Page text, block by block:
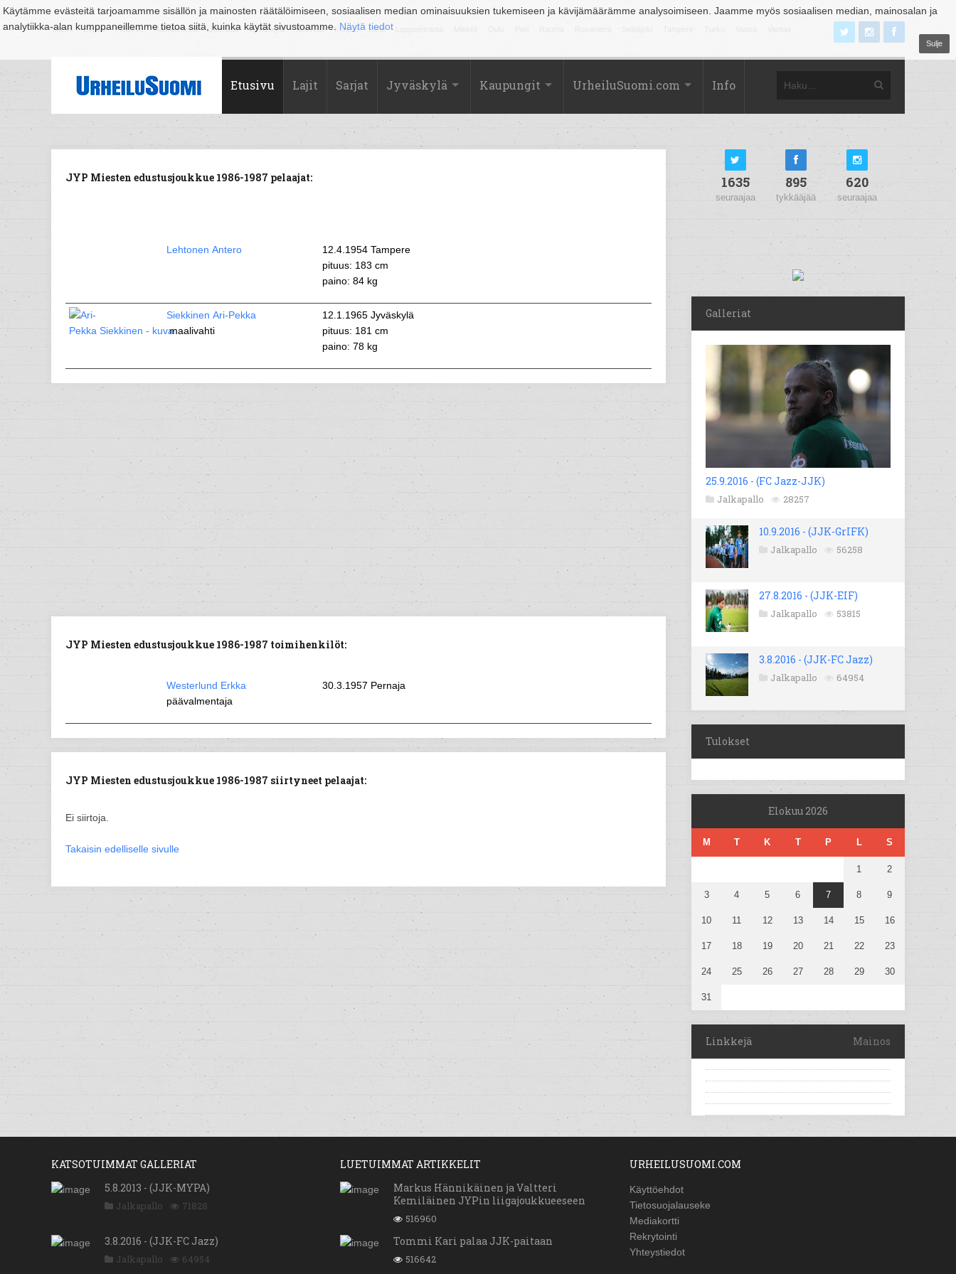
Käytämme evästeitä tarjoamamme sisällön ja mainosten räätälöimiseen, sosiaalisen median ominaisuuksien tukemiseen ja kävijämäärämme analysoimiseen. Jaamme myös sosiaalisen median, mainosalan ja
analytiikka-alan kumppaneillemme tietoa siitä, kuinka käytät sivustoamme. Näytä tiedot
Sulje
Suomi Espoo Helsinki Hämeenlinna Joensuu Jyväskylä Kouvola Kuopio Lahti
Etusivu Lajit Sarjat Jyväskylä Kaupungit UrheiluSuomi.com Info
JYP Miesten edustusjoukkue 1986-1987 pelaajat:
Lehtonen Antero
12.4.1954 Tampere
pituus: 183 cm
paino: 84 kg
Siekkinen Ari-Pekka
maalivahti
12.1.1965 Jyväskylä
pituus: 181 cm
paino: 78 kg
JYP Miesten edustusjoukkue 1986-1987 toimihenkilöt:
Westerlund Erkka
päävalmentaja
30.3.1957 Pernaja
JYP Miesten edustusjoukkue 1986-1987 siirtyneet pelaajat:
Ei siirtoja.
Takaisin edelliselle sivulle
1635
seuraajaa
895
tykkääjää
620
seuraajaa
Galleriat
25.9.2016 - (FC Jazz-JJK)
Jalkapallo 28257
10.9.2016 - (JJK-GrIFK)
Jalkapallo 56258
27.8.2016 - (JJK-EIF)
Jalkapallo 53815
3.8.2016 - (JJK-FC Jazz)
Jalkapallo 64954
Tulokset
Elokuu 2026
M T K T P L S
1 2
3 4 5 6 7 8 9
10 11 12 13 14 15 16
17 18 19 20 21 22 23
24 25 26 27 28 29 30
31
Linkkejä Mainos
KATSOTUIMMAT GALLERIAT
5.8.2013 - (JJK-MYPA)
Jalkapallo 71828
3.8.2016 - (JJK-FC Jazz)
Jalkapallo 64954
LUETUIMMAT ARTIKKELIT
Markus Hännikäinen ja Valtteri
Kemiläinen JYPin liigajoukkueeseen
516960
Tommi Kari palaa JJK-paitaan
516642
URHEILUSUOMI.COM
Käyttöehdot
Tietosuojalauseke
Mediakortti
Rekrytointi
Yhteystiedot